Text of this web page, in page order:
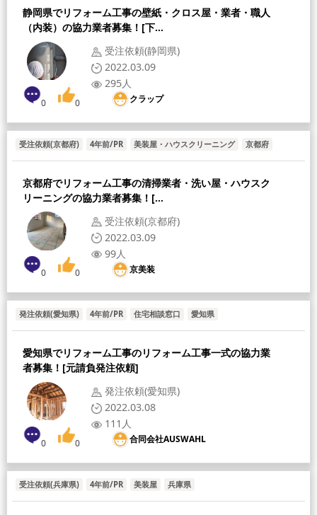
静岡県でリフォーム工事の壁紙・クロス屋・業者・職人
（内装）の協力業者募集！[下...
受注依頼(静岡県)
2022.03.09
295人
クラップ
0 0
受注依頼(京都府) 4年前/PR 美装屋・ハウスクリーニング 京都府
京都府でリフォーム工事の清掃業者・洗い屋・ハウスク
リーニングの協力業者募集！[...
受注依頼(京都府)
2022.03.09
99人
京美装
0 0
発注依頼(愛知県) 4年前/PR 住宅相談窓口 愛知県
愛知県でリフォーム工事のリフォーム工事一式の協力業
者募集！[元請負発注依頼]
発注依頼(愛知県)
2022.03.08
111人
合同会社AUSWAHL
0 0
受注依頼(兵庫県) 4年前/PR 美装屋 兵庫県